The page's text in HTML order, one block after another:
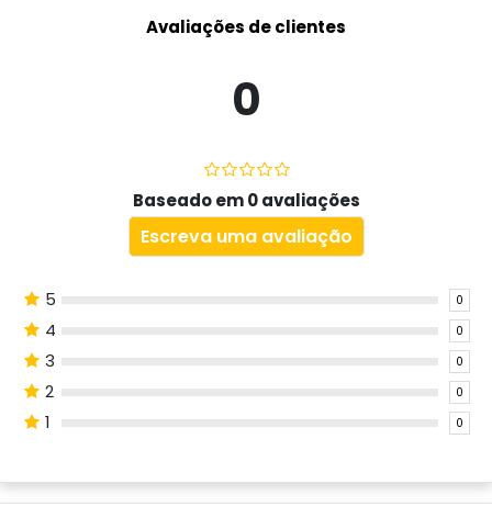
Avaliações de clientes
0
Baseado em 0 avaliações
Escreva uma avaliação
5 0
4 0
3 0
2 0
1 0